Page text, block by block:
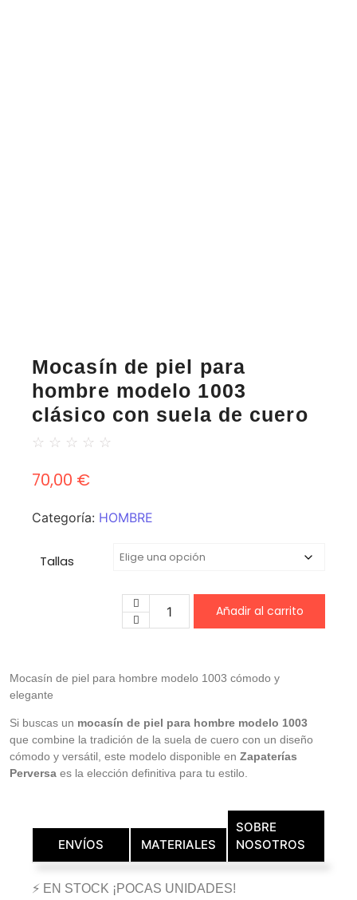
Mocasín de piel para
hombre modelo 1003
clásico con suela de cuero
☆ ☆ ☆ ☆ ☆
70,00 €
Categoría: HOMBRE
Tallas
Añadir al carrito
Mocasín de piel para hombre modelo 1003 cómodo y
elegante
Si buscas un mocasín de piel para hombre modelo 1003
que combine la tradición de la suela de cuero con un diseño
cómodo y versátil, este modelo disponible en Zapaterías
Perversa es la elección definitiva para tu estilo.
ENVÍOS MATERIALES
SOBRE
NOSOTROS
⚡ EN STOCK ¡POCAS UNIDADES!